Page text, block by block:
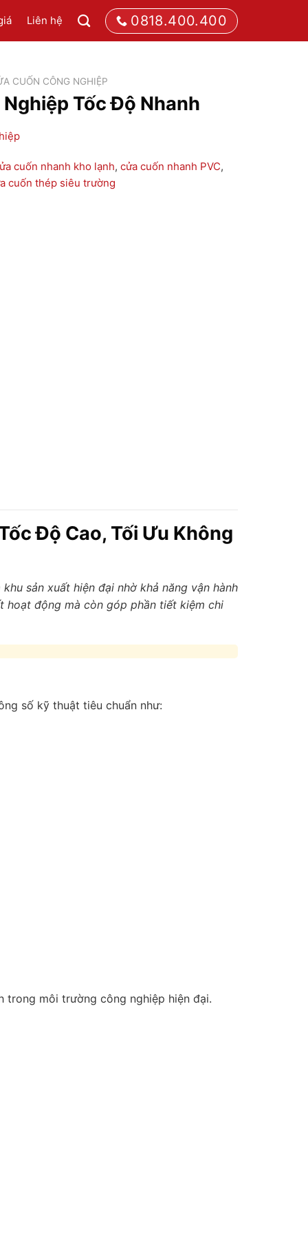
Liên hệ 0818.400.400
CUỐN CÔNG NGHIỆP
Tốc Độ Nhanh
cuốn nhanh kho lạnh, cửa cuốn nhanh PVC,
cuốn thép siêu trường
Độ Cao, Tối Ưu Không
sản xuất hiện đại nhờ khả năng vận hành
hoạt động mà còn góp phần tiết kiệm chi
số kỹ thuật tiêu chuẩn như:
trong môi trường công nghiệp hiện đại.